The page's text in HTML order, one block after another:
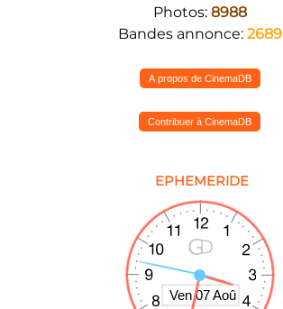
Photos: 8988
Bandes annonce: 2689
A propos de CinemaDB
Contribuer à CinemaDB
EPHEMERIDE